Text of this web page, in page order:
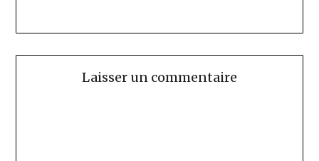
Laisser un commentaire